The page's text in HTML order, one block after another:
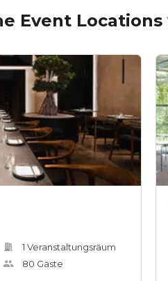
Event Locations
1 Veranstaltungsräum
80 Gäste